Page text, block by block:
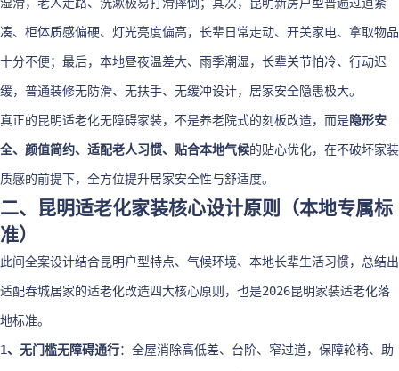
凑、柜体质感偏硬、灯光亮度偏高，长辈日常走动、开关家电、拿取物品
十分不便；最后，本地昼夜温差大、雨季潮湿，长辈关节怕冷、行动迟
缓，普通装修无防滑、无扶手、无缓冲设计，居家安全隐患极大。
真正的昆明适老化无障碍家装，不是养老院式的刻板改造，而是隐形安
全、颜值简约、适配老人习惯、贴合本地气候的贴心优化，在不破坏家装
质感的前提下，全方位提升居家安全性与舒适度。
二、昆明适老化家装核心设计原则（本地专属标
准）
此间全案设计结合昆明户型特点、气候环境、本地长辈生活习惯，总结出
适配春城居家的适老化改造四大核心原则，也是2026昆明家装适老化落
地标准。
1、无门槛无障碍通行：全屋消除高低差、台阶、窄过道，保障轮椅、助